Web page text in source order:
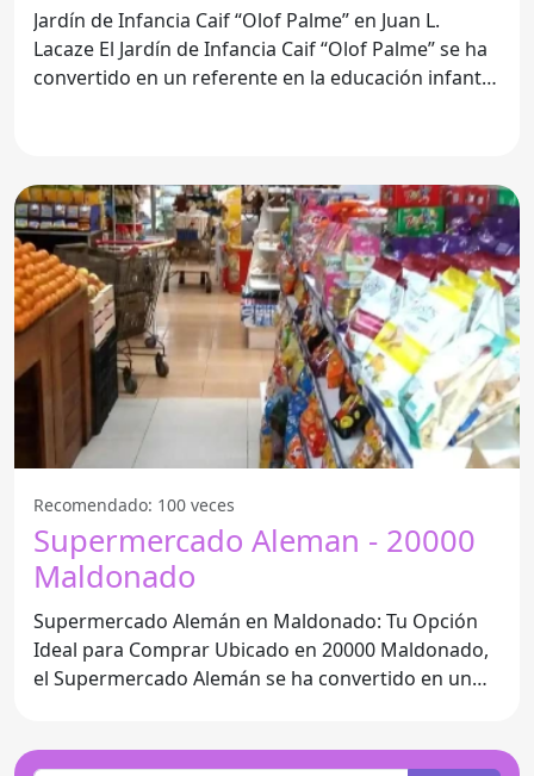
Jardín de Infancia Caif “Olof Palme” en Juan L.
Lacaze El Jardín de Infancia Caif “Olof Palme” se ha
convertido en un referente en la educación infantil
Recomendado: 100 veces
Supermercado Aleman - 20000
Maldonado
Supermercado Alemán en Maldonado: Tu Opción
Ideal para Comprar Ubicado en 20000 Maldonado,
el Supermercado Alemán se ha convertido en un